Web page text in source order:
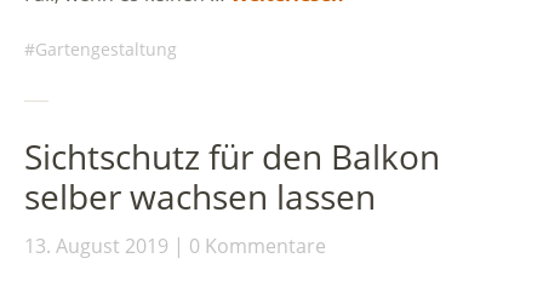
Gartengestaltung
Sichtschutz für den Balkon
selber wachsen lassen
13. August 2019 0 Kommentare